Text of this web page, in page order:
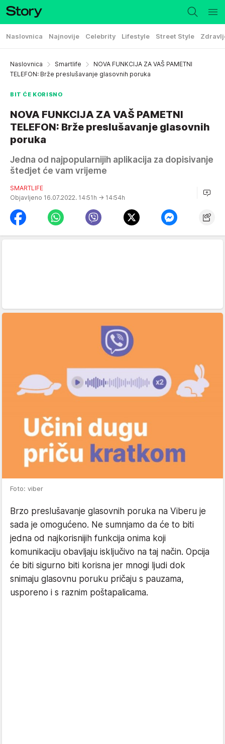
Naslovnica Najnovije Celebrity Lifestyle Street Style
Naslovnica Smartlife
NOVA FUNKCIJA ZA VAŠ PAMETNI
TELEFON: Brže preslušavanje glasovnih poruka
BIT ĆE KORISNO
NOVA FUNKCIJA ZA VAŠ PAMETNI
TELEFON: Brže preslušavanje glasovnih
poruka
Jedna od najpopularnijih aplikacija za dopisivanje
štedjet će vam vrijeme
SMARTLIFE
Objavljeno 16.07.2022. 14:51h → 14:54h
Foto: viber
Brzo preslušavanje glasovnih poruka na Viberu je
sada je omogućeno. Ne sumnjamo da će to biti
jedna od najkorisnijih funkcija onima koji
komunikaciju obavljaju isključivo na taj način. Opcija
će biti sigurno biti korisna jer mnogi ljudi dok
snimaju glasovnu poruku pričaju s pauzama,
usporeno i s raznim poštapalicama.